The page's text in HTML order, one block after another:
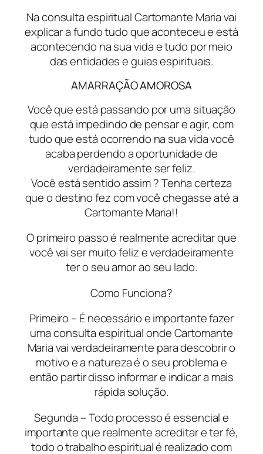
Na consulta espiritual Cartomante Maria vai
explicar a fundo tudo que aconteceu e está
acontecendo na sua vida e tudo por meio
das entidades e guias espirituais.
AMARRAÇÃO AMOROSA
Você que está passando por uma situação
que está impedindo de pensar e agir, com
tudo que está ocorrendo na sua vida você
acaba perdendo a oportunidade de
verdadeiramente ser feliz.
Você está sentido assim ? Tenha certeza
que o destino fez com você chegasse até a
Cartomante Maria!!
O primeiro passo é realmente acreditar que
você vai ser muito feliz e verdadeiramente
ter o seu amor ao seu lado.
Como Funciona?
Primeiro – É necessário e importante fazer
uma consulta espiritual onde Cartomante
Maria vai verdadeiramente para descobrir o
motivo e a natureza é o seu problema e
então partir disso informar e indicar a mais
rápida solução.
Segunda – Todo processo é essencial e
importante que realmente acreditar e ter fé,
todo o trabalho espiritual é realizado com